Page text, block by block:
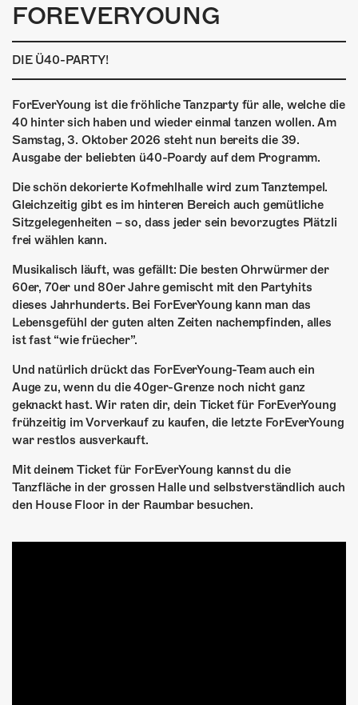
ÜBER UNS
GÖNNEREI
SHOP
MITMACHEN
FOREVERYOUNG
DIE Ü40-PARTY!
ForEverYoung ist die fröhliche Tanzparty für alle, welche die
40 hinter sich haben und wieder einmal tanzen wollen. Am
Samstag, 3. Oktober 2026 steht nun bereits die 39.
Ausgabe der beliebten ü40-Poardy auf dem Programm.
Die schön dekorierte Kofmehlhalle wird zum Tanztempel.
Gleichzeitig gibt es im hinteren Bereich auch gemütliche
Sitzgelegenheiten – so, dass jeder sein bevorzugtes Plätzli
frei wählen kann.
Musikalisch läuft, was gefällt: Die besten Ohrwürmer der
60er, 70er und 80er Jahre gemischt mit den Partyhits
dieses Jahrhunderts. Bei ForEverYoung kann man das
Lebensgefühl der guten alten Zeiten nachempfinden, alles
ist fast “wie früecher”.
Und natürlich drückt das ForEverYoung-Team auch ein
Auge zu, wenn du die 40ger-Grenze noch nicht ganz
geknackt hast. Wir raten dir, dein Ticket für ForEverYoung
frühzeitig im Vorverkauf zu kaufen, die letzte ForEverYoung
war restlos ausverkauft.
Mit deinem Ticket für ForEverYoung kannst du die
Tanzfläche in der grossen Halle und selbstverständlich auch
den House Floor in der Raumbar besuchen.